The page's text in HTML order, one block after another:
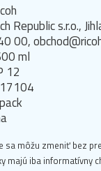
Republic s.r.o.,
00,
ml
12
sa môžu zmeniť bez
majú iba informatívny